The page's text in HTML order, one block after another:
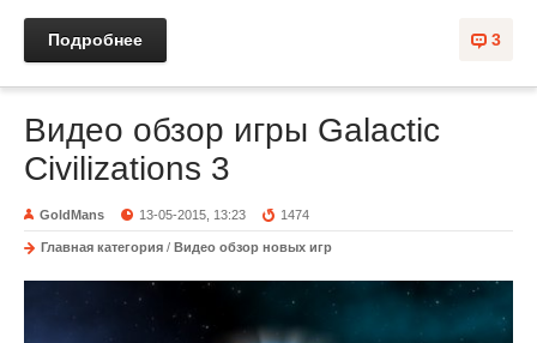
3
Подробнее
Видео обзор игры Galactic
Civilizations 3
GoldMans 13-05-2015, 13:23 1474
Главная категория / Видео обзор новых игр